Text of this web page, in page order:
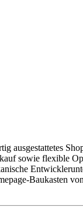
ausgestattetes
sowie flexible
Baukasten